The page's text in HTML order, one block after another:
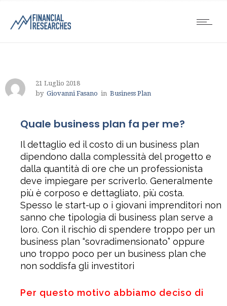
21 Luglio 2018
by Giovanni Fasano in Business Plan
Quale business plan fa per me?
Il dettaglio ed il costo di un business plan
dipendono dalla complessità del progetto e
dalla quantità di ore che un professionista
deve impiegare per scriverlo. Generalmente
più è corposo e dettagliato, più costa.
Spesso le start-up o i giovani imprenditori non
sanno che tipologia di business plan serve a
loro. Con il rischio di spendere troppo per un
business plan “sovradimensionato” oppure
uno troppo poco per un business plan che
non soddisfa gli investitori
Per questo motivo abbiamo deciso di